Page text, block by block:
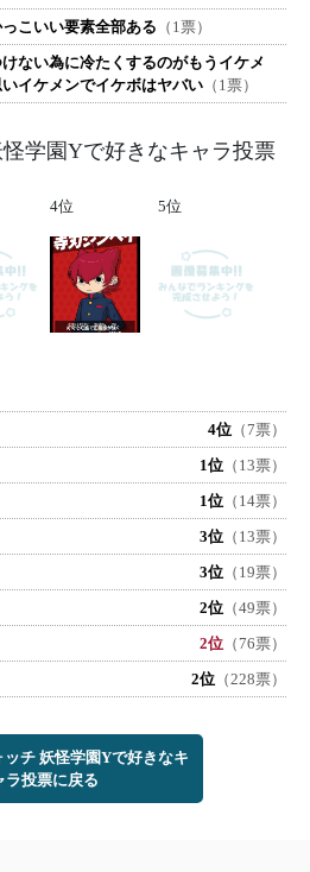
こいい要素全部ある （1票）
ない為に冷たくするのがもうイケメ
イケメンでイケボはヤバい （1票）
学園Yで好きなキャラ投票
4位 5位
4位 （7票）
1位 （13票）
1位 （14票）
3位 （13票）
3位 （19票）
2位 （49票）
2位 （76票）
2位 （228票）
チ 妖怪学園Yで好きなキ
ラ投票に戻る